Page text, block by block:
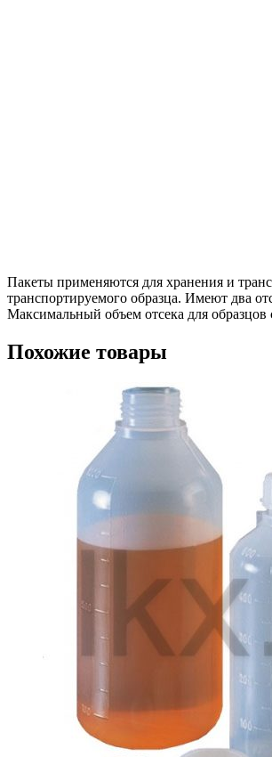
Пакеты применяются для хранения и
транспортируемого образца. Имеют два
Максимальный объем отсека для образцов
Похожие товары